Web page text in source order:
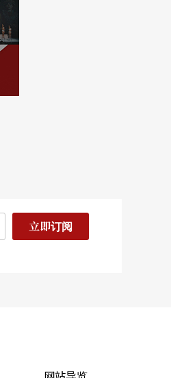
立即订阅